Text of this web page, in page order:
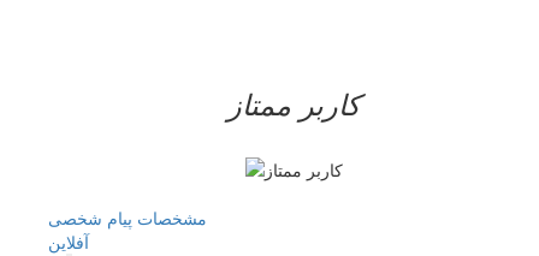
کاربر ممتاز
مشخصات پیام شخصی
آفلاين